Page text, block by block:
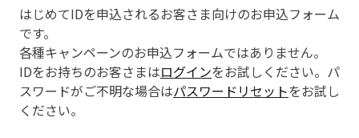
はじめてIDを申込されるお客さま向けのお申込フォーム
です。
各種キャンペーンのお申込フォームではありません。
IDをお持ちのお客さまはログインをお試しください。パ
スワードがご不明な場合はパスワードリセットをお試し
ください。